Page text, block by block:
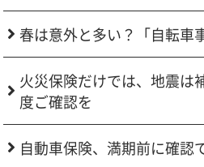
春は意外と多い？「自転車
火災保険だけでは、地震
度ご確認を
自動車保険、満期前に確認